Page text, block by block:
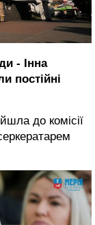
- Інна
постійні
до комісії